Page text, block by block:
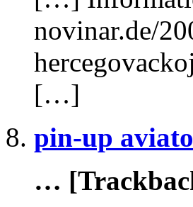
novinar.de/
[…]
pin-up
…